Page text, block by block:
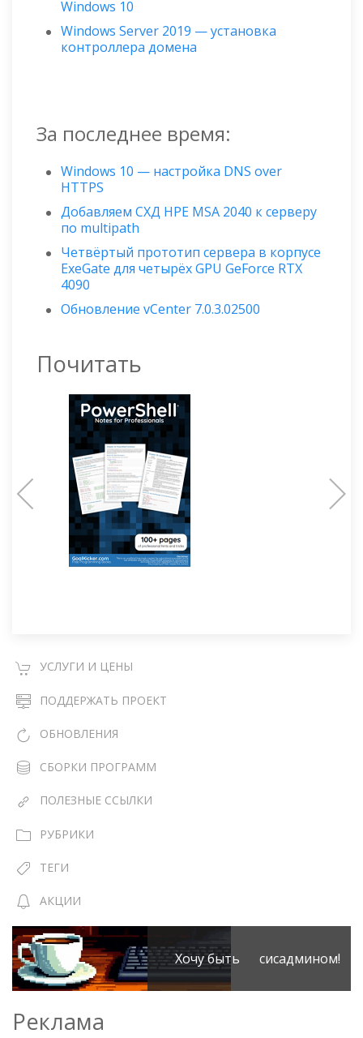
Windows 10
Windows Server 2019 — установка
контроллера домена
За последнее время:
Windows 10 — настройка DNS over
HTTPS
Добавляем СХД HPE MSA 2040 к серверу
по multipath
Четвёртый прототип сервера в корпусе
ExeGate для четырёх GPU GeForce RTX
4090
Обновление vCenter 7.0.3.02500
Почитать
УСЛУГИ И ЦЕНЫ
ПОДДЕРЖАТЬ ПРОЕКТ
ОБНОВЛЕНИЯ
СБОРКИ ПРОГРАММ
ПОЛЕЗНЫЕ ССЫЛКИ
РУБРИКИ
ТЕГИ
АКЦИИ
Хочу быть сисадмином!
Реклама